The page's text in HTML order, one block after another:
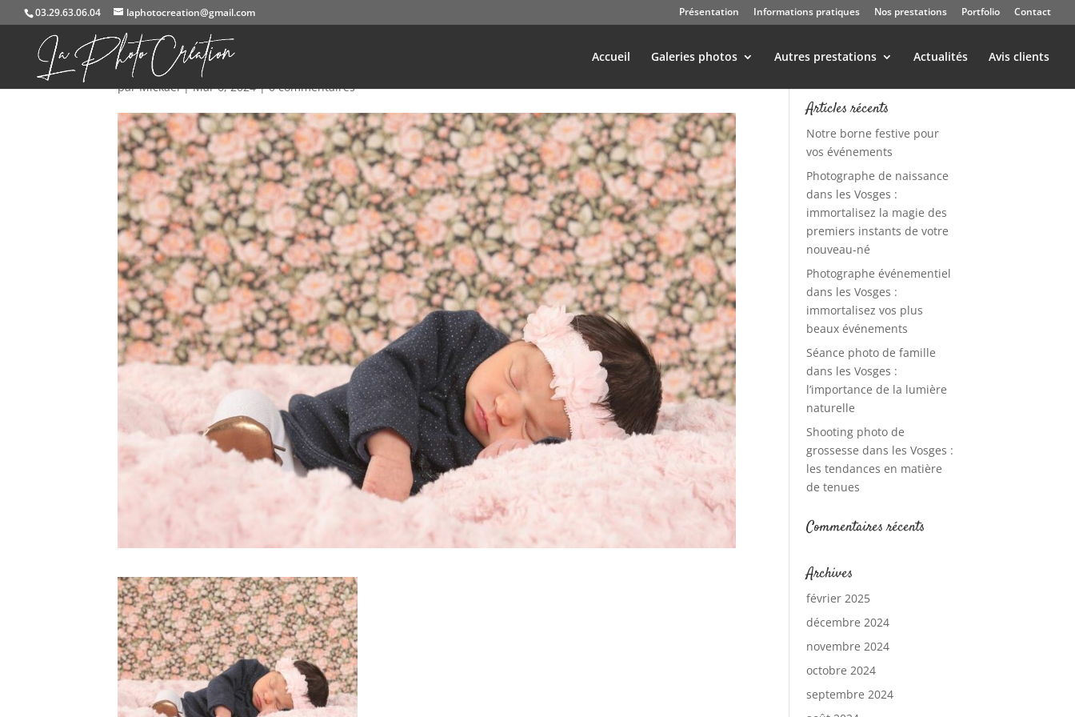
03.29.63.06.04 laphotocreation@gmail.com Présentation Informations pratiques Nos prestations Portfolio Contact
Accueil Galeries photos Autres prestations Actualités Avis clients
IMG_1284a
parMickael|Mar 6, 2024|0 commentaires
Articles récents
Notre borne festive pour
vos événements
Photographe de naissance
dans les Vosges :
immortalisez la magie des
premiers instants de votre
nouveau-né
Photographe événementiel
dans les Vosges :
immortalisez vos plus
beaux événements
Séance photo de famille
dans les Vosges :
l’importance de la lumière
naturelle
Shooting photo de
grossesse dans les Vosges :
les tendances en matière
de tenues
Commentaires récents
Archives
février 2025
décembre 2024
novembre 2024
octobre 2024
septembre 2024